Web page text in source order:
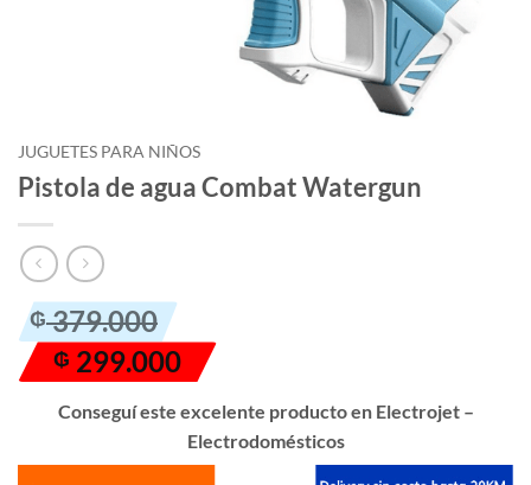
JUGUETES PARA NIÑOS
Pistola de agua Combat Watergun
₲379.000
El
precio
original
era:
₲ 379.000.
₲ 299.000
El
precio
actual
₲ 299.000.
Conseguí este excelente producto en Electrojet –
Electrodomésticos